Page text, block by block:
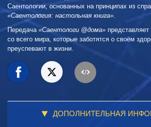
Саентологии, основанных на принципах из
«Саентология: настольная книга».
Передача «Саентологи @дома»
со всего мира, которые заботятся о своём
преуспевают в жизни.
ДОПОЛНИТЕЛЬНАЯ